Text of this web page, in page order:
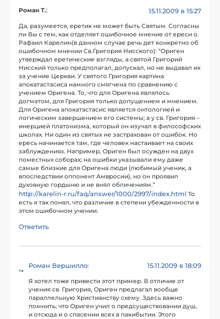
Роман Т.: 15.11.2009 в 15:27
Да, разумеется, еретик не может быть Святым. Согласны
ли Вы с тем, как отделяет ошибочное мнение от ереси о.
Рафаил Карелин(в данном случае речь дет конкретно об
ошибочном мнении Св.Григория Нисского): “Ориген
утверждал еретические взгляды, а святой Григорий
Нисский только предполагал, допускал, но не выдавал их
за учение Церкви. У святого Григория картина
апокатастасиса намного смягчена по сравнению с
учением Оригена. То, что для Оригена являлось
догматом, для Григория только допущением и мнением.
Для Оригена апокатастасис является онтологией и
логическим завершением его системы; а у св. Григория –
инерцией платонизма, который он изучал в философских
школах. Ни один из святых не застрахован от ошибок. Но
ересь начинается там, где человек настаивает на своих
заблуждениях. Например, Ориген был осужден на двух
поместных соборах; на ошибки указывали ему даже
самые близкие для Оригена люди (любимый ученик, а
впоследствии оппонент Амвросии), но он проявил
духовную гордыню и не внял обличениям.”
http://karelin-r.ru/faq/answer/1000/2997/index.html То
есть я так понял, что различие в степени убежденности в
этом ошибочном учении.
Ответить
Роман Вершилло: 15.11.2009 в 18:09
Я хотел тоже привести этот пример. В отличие от
учения св. Григория, Ориген предлагал вообще
параллельную Христианству схему. Здесь важно
помнить, что Ориген учил о предсуществовании душ,
и отсюда и о спасении всех в пакибытии. Этого